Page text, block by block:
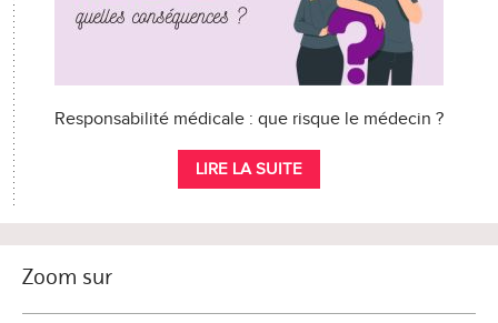
Responsabilité médicale : que risque le médecin ?
LIRE LA SUITE
Zoom sur